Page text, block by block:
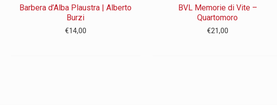
Barbera d’Alba Plaustra | Alberto
Burzi
€14,00
BVL Memorie di Vite –
Quartomoro
€21,00